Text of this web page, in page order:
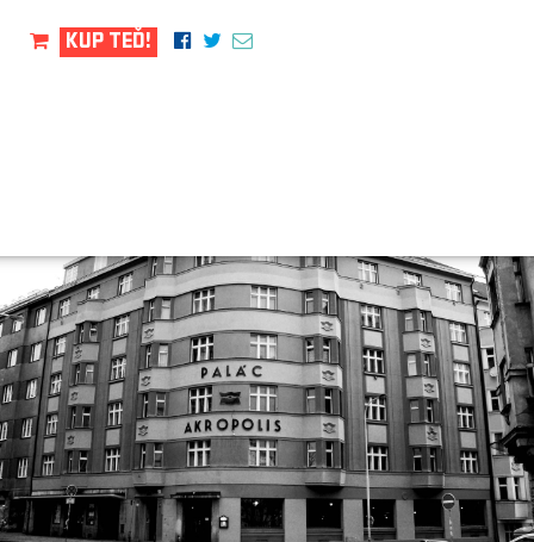
KUP TEĎ!